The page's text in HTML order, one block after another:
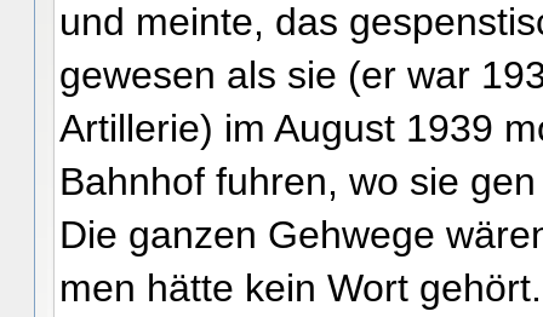
und meinte, das
gewesen als sie (er war
Artillerie) im August 1939
Bahnhof fuhren, wo sie
Die ganzen Gehwege
men hätte kein Wort